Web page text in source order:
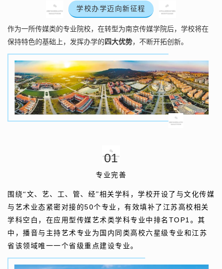
学校办学迈向新征程
作为一所传媒类的专业院校，在转型为南京传媒学院后，学校将在
保持特色的基础上，发挥办学的 四大优势，不断开拓创新。
01
专业完善
围绕“文、艺、工、管、经”相关学科，学校开设了与文化传媒
与艺术业态紧密对接的50个专业，有效填补了江苏高校相关
学科空白，在应用型传媒艺术类学科专业中排名 TOP1。其
中，播音与主持艺术专业为国内同类高校六星级专业和江苏
省该领域唯一一个省级重点建设专业。